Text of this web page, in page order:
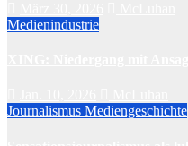
Medienindustrie
Journalismus Mediengeschichte